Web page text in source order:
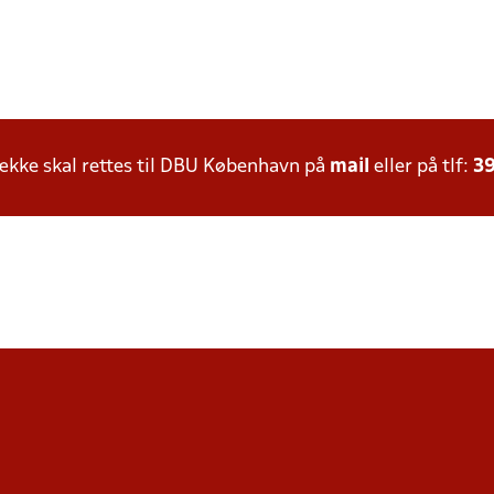
skal rettes til DBU København på mail eller på tlf: